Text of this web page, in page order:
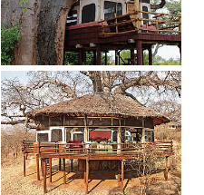
Show larger version